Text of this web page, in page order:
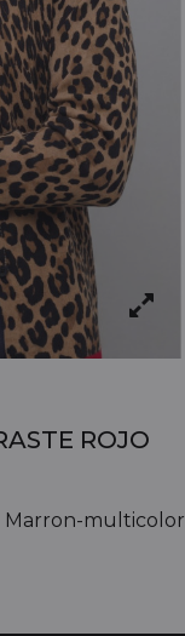
ROJO
Marron-multicolor